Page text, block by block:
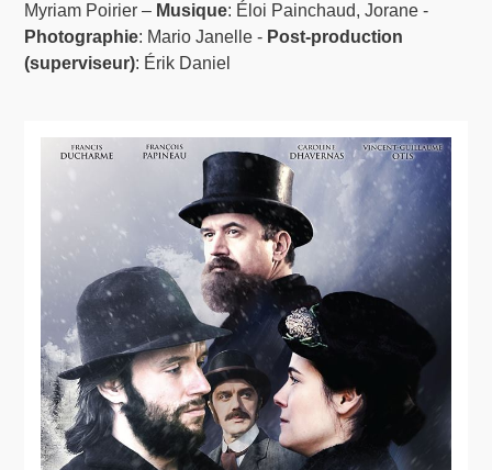
Myriam Poirier – Musique: Éloi Painchaud, Jorane -
Photographie: Mario Janelle - Post-production
(superviseur): Érik Daniel